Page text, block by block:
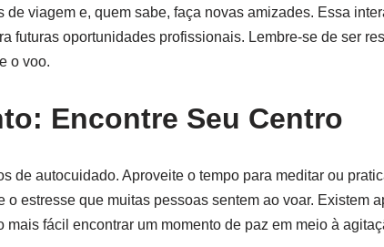
viagem e, quem sabe, faça novas amizades. Essa
futuras oportunidades profissionais. Lembre-se de ser
o voo.
Encontre Seu Centro
de autocuidado. Aproveite o tempo para meditar ou
estresse que muitas pessoas sentem ao voar. Existem
fácil encontrar um momento de paz em meio à